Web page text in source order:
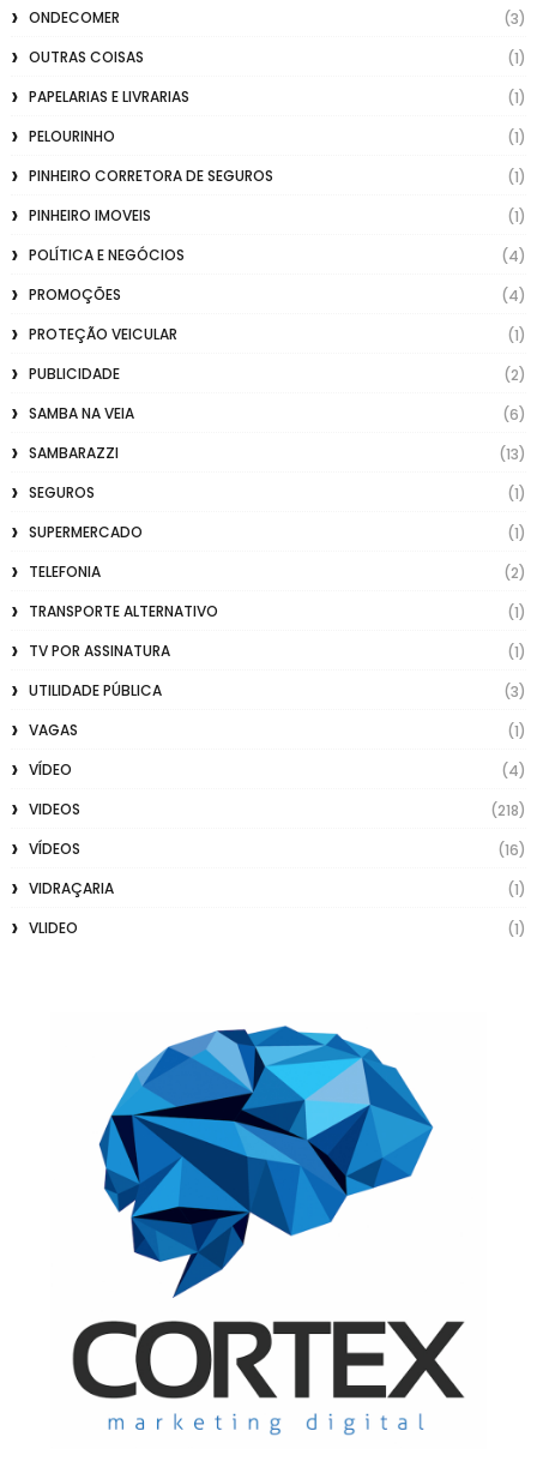
ONDECOMER
(3)
OUTRAS COISAS
(1)
PAPELARIAS E LIVRARIAS
(1)
PELOURINHO
(1)
PINHEIRO CORRETORA DE SEGUROS
(1)
PINHEIRO IMOVEIS
(1)
POLÍTICA E NEGÓCIOS
(4)
PROMOÇÕES
(4)
PROTEÇÃO VEICULAR
(1)
PUBLICIDADE
(2)
SAMBA NA VEIA
(6)
SAMBARAZZI
(13)
SEGUROS
(1)
SUPERMERCADO
(1)
TELEFONIA
(2)
TRANSPORTE ALTERNATIVO
(1)
TV POR ASSINATURA
(1)
UTILIDADE PÚBLICA
(3)
VAGAS
(1)
VÍDEO
(4)
VIDEOS
(218)
VÍDEOS
(16)
VIDRAÇARIA
(1)
VLIDEO
(1)